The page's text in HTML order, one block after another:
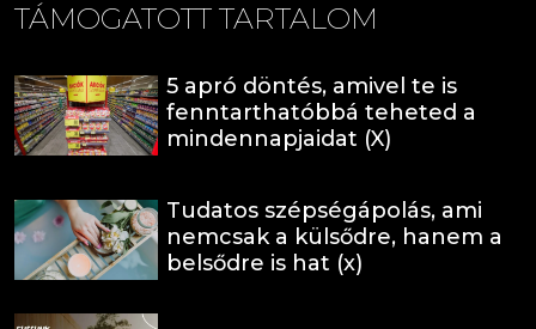
TÁMOGATOTT TARTALOM
5 apró döntés, amivel te is
fenntarthatóbbá teheted a
mindennapjaidat (X)
Tudatos szépségápolás, ami
nemcsak a külsődre, hanem a
belsődre is hat (x)